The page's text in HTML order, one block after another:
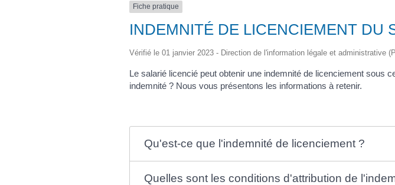
Fiche pratique
INDEMNITÉ DE LICENCIEMENT DU
Vérifié le 01 janvier 2023 - Direction de l'information légale et administrative
Le salarié licencié peut obtenir une indemnité de licenciement sous
indemnité ? Nous vous présentons les informations à retenir.
Qu'est-ce que l'indemnité de licenciement ?
Quelles sont les conditions d'attribution de